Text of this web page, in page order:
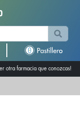
otra farmacia que conozcas!